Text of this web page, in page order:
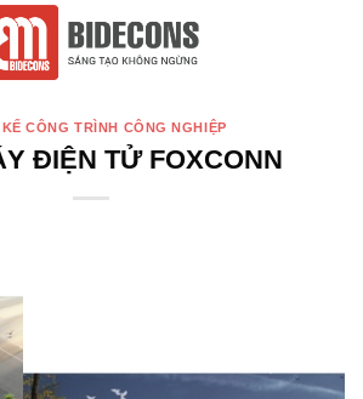
CÔNG TRÌNH CÔNG NGHIỆP
ĐIỆN TỬ FOXCONN